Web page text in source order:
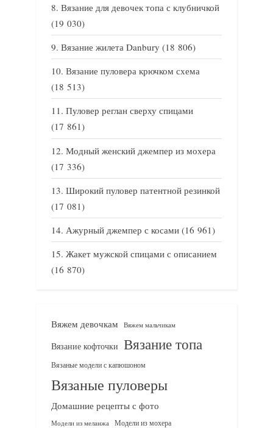
Вязание для девочек топа с клубничкой
(19 030)
Вязание жилета Danbury (18 806)
Вязание пуловера крючком схема
(18 513)
Пуловер реглан сверху спицами
(17 861)
Модный женский джемпер из мохера
(17 336)
Широкий пуловер патентной резинкой
(17 081)
Ажурный джемпер с косами (16 961)
Жакет мужской спицами с описанием
(16 870)
Вяжем девочкам Вяжем мальчикам
Вязание кофточки Вязание топа
Вязаные модели с капюшоном
Вязаные пуловеры
Домашние рецепты с фото
Модели из меланжа Модели из мохера